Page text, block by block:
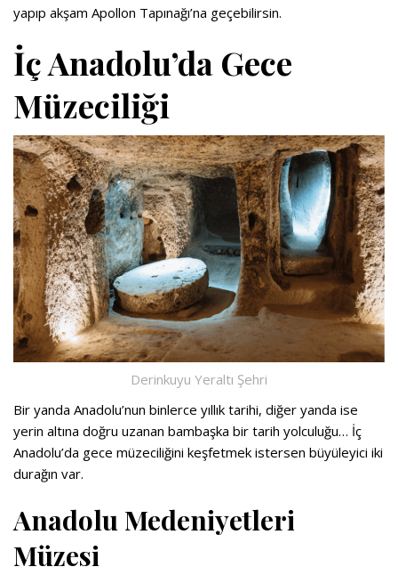
yapıp akşam Apollon Tapınağı’na geçebilirsin.
İç Anadolu’da Gece
Müzeciliği
Derinkuyu Yeraltı Şehri
Bir yanda Anadolu’nun binlerce yıllık tarihi, diğer yanda ise
yerin altına doğru uzanan bambaşka bir tarih yolculuğu… İç
Anadolu’da gece müzeciliğini keşfetmek istersen büyüleyici iki
durağın var.
Anadolu Medeniyetleri
Müzesi